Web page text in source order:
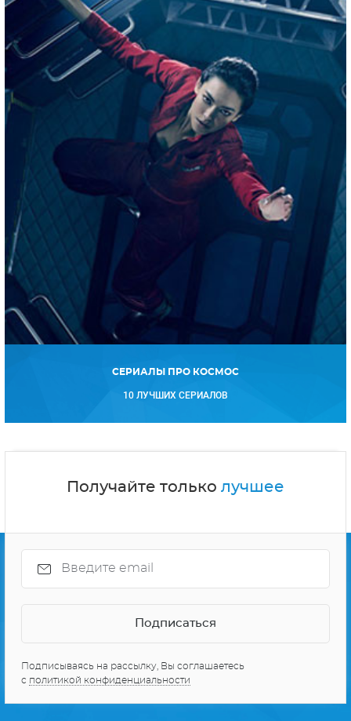
СЕРИАЛЫ ПРО КОСМОС
10 ЛУЧШИХ СЕРИАЛОВ
Получайте только лучшее
Подписываясь на рассылку, Вы соглашаетесь
с политикой конфиденциальности